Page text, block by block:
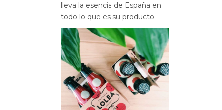
lleva la esencia de España en
todo lo que es su producto.